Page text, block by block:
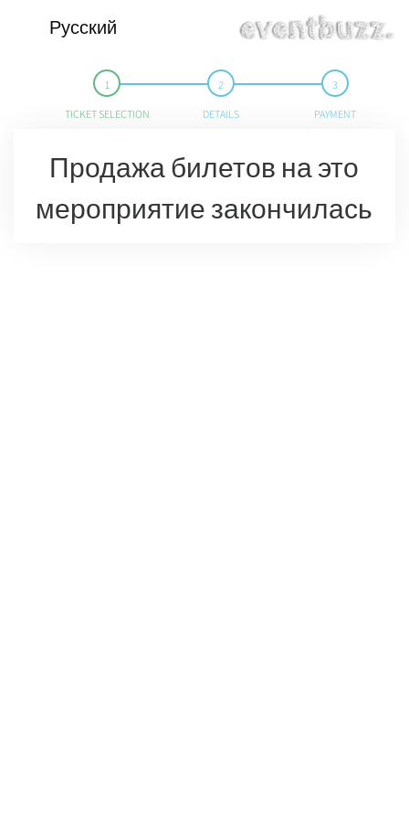
Русский
TICKET SELECTION DETAILS PAYMENT
Продажа билетов на это
мероприятие закончилась